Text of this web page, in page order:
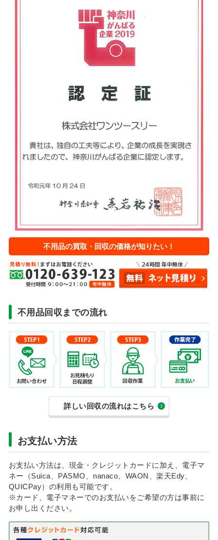
不用品の買取・回収の価格が知りたい！
不用品回収までの流れ
詳しい回収の流れはこちら
お支払い方法
お支払い方法は、現金・クレジットカードに加え、電子マ
ネー（Suica、PASMO、nanaco、WAON、楽天Edy、
QUICPay）の利用も可能です。
※カード、電子マネーでのお支払いをご希望の方は事前に
お申し出ください。